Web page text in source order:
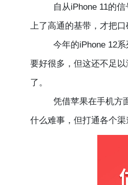
自从iPhone 11的信号
上了高通的基带，才把
今年的iPhone 12系列
要好很多，但这还不足
了。
凭借苹果在手机方面
什么难事，但打通各个